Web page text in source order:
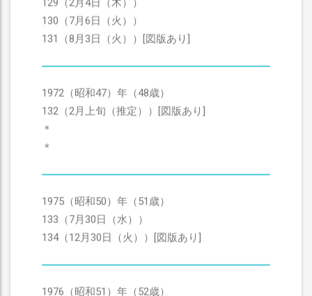
129（2月4日（木））
130（7月6日（火））
131（8月3日（火））[図版あり]
1972（昭和47）年（48歳）
132（2月上旬（推定））[図版あり]
＊
＊
1975（昭和50）年（51歳）
133（7月30日（水））
134（12月30日（火））[図版あり]
1976（昭和51）年（52歳）